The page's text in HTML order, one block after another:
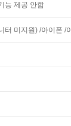
능 제공 안함
터 미지원) /아이폰